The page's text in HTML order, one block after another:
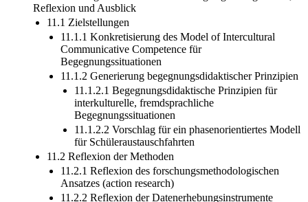
11 Auswertung und Diskussion der vorgelegten Ergebnisse,
Reflexion und Ausblick
11.1 Zielstellungen
11.1.1 Konkretisierung des Model of Intercultural
Communicative Competence für
Begegnungssituationen
11.1.2 Generierung begegnungsdidaktischer Prinzipien
11.1.2.1 Begegnungsdidaktische Prinzipien für
interkulturelle, fremdsprachliche
Begegnungssituationen
11.1.2.2 Vorschlag für ein phasenorientiertes Modell
für Schüleraustauschfahrten
11.2 Reflexion der Methoden
11.2.1 Reflexion des forschungsmethodologischen
Ansatzes (action research)